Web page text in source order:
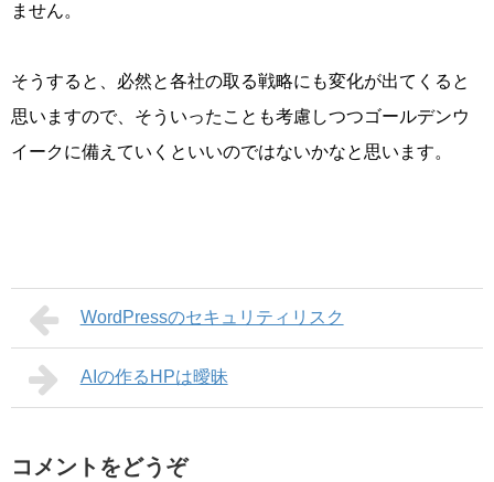
ません。
そうすると、必然と各社の取る戦略にも変化が出てくると
思いますので、そういったことも考慮しつつゴールデンウ
イークに備えていくといいのではないかなと思います。
WordPressのセキュリティリスク
AIの作るHPは曖昧
コメントをどうぞ